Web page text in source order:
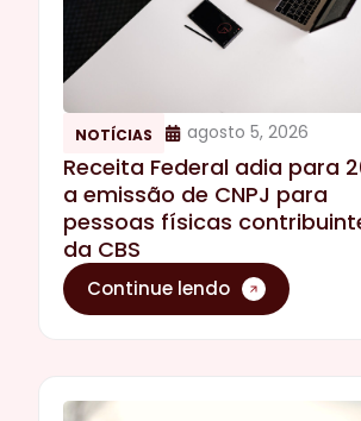
NOTÍCIAS agosto 5, 2026
Receita Federal adia para
a emissão de CNPJ para
pessoas físicas
da CBS
Continue lendo